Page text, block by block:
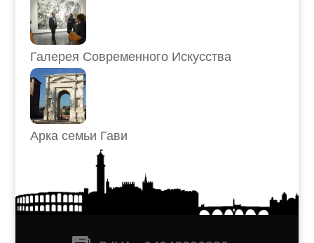
Галерея Современного Искусства
Арка семьи Гави